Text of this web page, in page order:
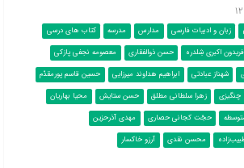
زبان و ادبیات فارسی مدارس مدرسه
کتاب های درسی
فریدون اکبری شِلدره حسن ذوالفقاری
معصومه نجفی پازکی
شهناز عبادتی ابراهیم هداوند میرزایی
حسین قاسم پورمقدّم
چنگیزی زهرا سلطانی مطلق حسن ستایش
محیا بهاریان
حجّت کجانی حصاری
مهدی آذرحزین
محسن نقدی آرزو خاکسار